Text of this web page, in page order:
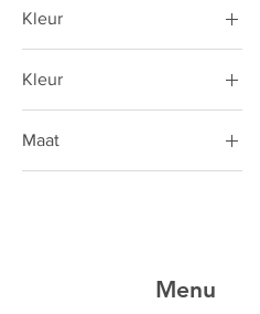
€ 12 € 135
Kleur
Kleur
Maat
Menu